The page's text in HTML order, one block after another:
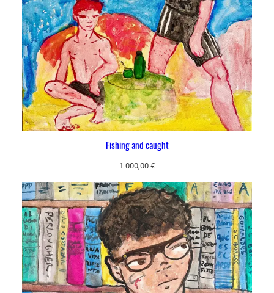
Fishing and caught
1 000,00 €